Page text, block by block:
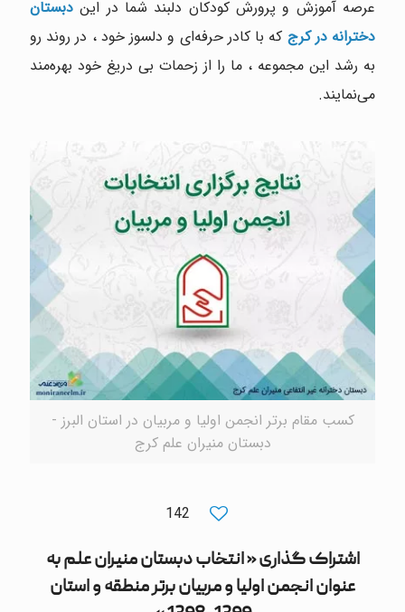
عرصه آموزش و پرورش کودکان دلبند شما در این دبستان
دخترانه در کرج که با کادر حرفه‌ای و دلسوز خود ، در روند رو
به رشد این مجموعه ، ما را از زحمات بی دریغ خود بهره‌مند
می‌نمایند.
کسب مقام برتر انجمن اولیا و مربیان در استان البرز -
دبستان منیران علم کرج
142
اشتراک گذاری « انتخاب دبستان منیران علم به
عنوان انجمن اولیا و مربیان برتر منطقه و استان